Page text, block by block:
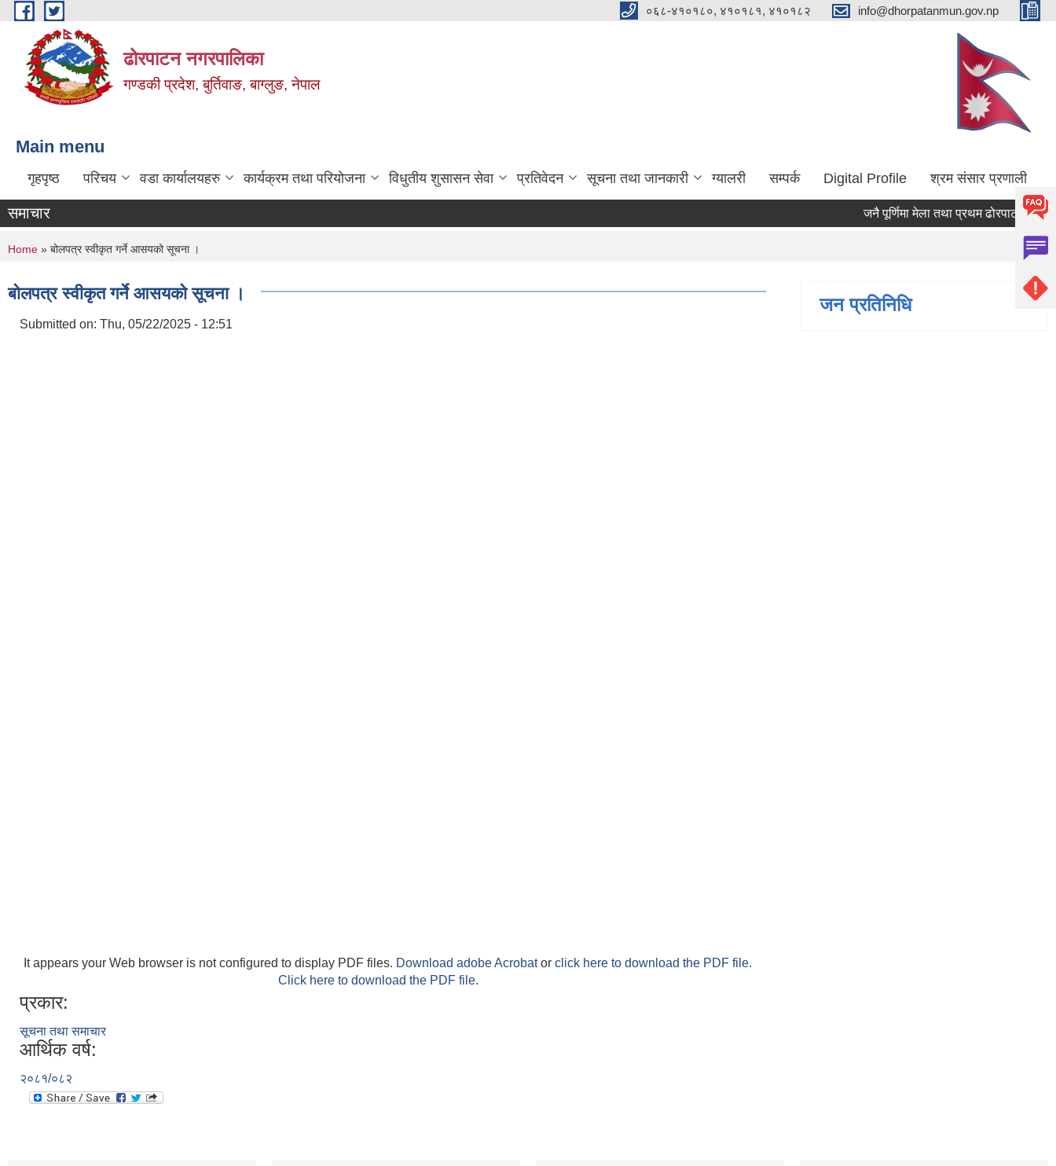
Skip to main content ०६८-४१०१८०, ४१०१८१, ४१०१८२ info@dhorpatanmun.gov.np
ढोरपाटन नगरपालिका
गण्डकी प्रदेश, बुर्तिवाङ, बाग्लुङ, नेपाल
Main menu
गृहपृष्ठ परिचय वडा कार्यालयहरु कार्यक्रम तथा परियोजना विधुतीय शुसासन सेवा प्रतिवेदन सूचना तथा जानकारी ग्यालरी सम्पर्क Digital Profile श्रम संसार प्रणाली
समाचार जनै पूर्णिमा मेला तथा प्रथम ढोरपाटन आलु
You are here
Home » बोलपत्र स्वीकृत गर्ने आसयको सूचना ।
बोलपत्र स्वीकृत गर्ने आसयको सूचना ।
Submitted on: Thu, 05/22/2025 - 12:51
It appears your Web browser is not configured to display PDF files. Download adobe Acrobator click here to download the PDF file.
Click here to download the PDF file.
प्रकार:
सूचना तथा समाचार
आर्थिक वर्ष:
२०८१/०८२
जन प्रतिनिधि